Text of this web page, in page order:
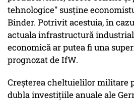
tehnologice" susţine
Binder. Potrivit acestuia, în
actuala infrastructură
economică ar putea fi una
prognozat de IfW.
Creşterea cheltuielilor militare
dubla investiţiile anuale ale